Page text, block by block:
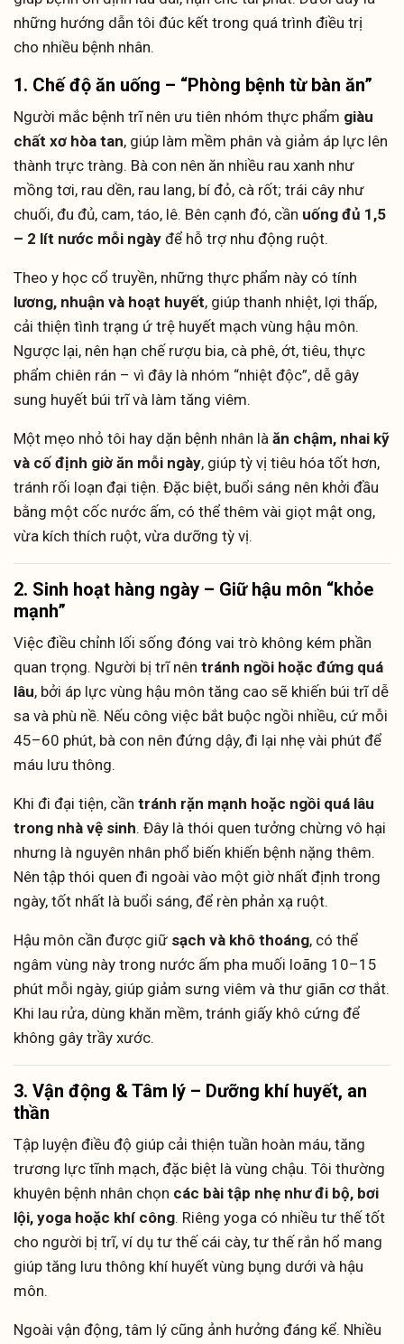
những hướng dẫn tôi đúc kết trong quá trình điều trị
cho nhiều bệnh nhân.
1. Chế độ ăn uống – “Phòng bệnh từ bàn ăn”
Người mắc bệnh trĩ nên ưu tiên nhóm thực phẩm giàu
chất xơ hòa tan, giúp làm mềm phân và giảm áp lực lên
thành trực tràng. Bà con nên ăn nhiều rau xanh như
mồng tơi, rau dền, rau lang, bí đỏ, cà rốt; trái cây như
chuối, đu đủ, cam, táo, lê. Bên cạnh đó, cần uống đủ 1,5
– 2 lít nước mỗi ngày để hỗ trợ nhu động ruột.
Theo y học cổ truyền, những thực phẩm này có tính
lương, nhuận và hoạt huyết, giúp thanh nhiệt, lợi thấp,
cải thiện tình trạng ứ trệ huyết mạch vùng hậu môn.
Ngược lại, nên hạn chế rượu bia, cà phê, ớt, tiêu, thực
phẩm chiên rán – vì đây là nhóm “nhiệt độc”, dễ gây
sung huyết búi trĩ và làm tăng viêm.
Một mẹo nhỏ tôi hay dặn bệnh nhân là ăn chậm, nhai kỹ
và cố định giờ ăn mỗi ngày, giúp tỳ vị tiêu hóa tốt hơn,
tránh rối loạn đại tiện. Đặc biệt, buổi sáng nên khởi đầu
bằng một cốc nước ấm, có thể thêm vài giọt mật ong,
vừa kích thích ruột, vừa dưỡng tỳ vị.
2. Sinh hoạt hàng ngày – Giữ hậu môn “khỏe
mạnh”
Việc điều chỉnh lối sống đóng vai trò không kém phần
quan trọng. Người bị trĩ nên tránh ngồi hoặc đứng quá
lâu, bởi áp lực vùng hậu môn tăng cao sẽ khiến búi trĩ dễ
sa và phù nề. Nếu công việc bắt buộc ngồi nhiều, cứ mỗi
45–60 phút, bà con nên đứng dậy, đi lại nhẹ vài phút để
máu lưu thông.
Khi đi đại tiện, cần tránh rặn mạnh hoặc ngồi quá lâu
trong nhà vệ sinh. Đây là thói quen tưởng chừng vô hại
nhưng là nguyên nhân phổ biến khiến bệnh nặng thêm.
Nên tập thói quen đi ngoài vào một giờ nhất định trong
ngày, tốt nhất là buổi sáng, để rèn phản xạ ruột.
Hậu môn cần được giữ sạch và khô thoáng, có thể
ngâm vùng này trong nước ấm pha muối loãng 10–15
phút mỗi ngày, giúp giảm sưng viêm và thư giãn cơ thắt.
Khi lau rửa, dùng khăn mềm, tránh giấy khô cứng để
không gây trầy xước.
3. Vận động & Tâm lý – Dưỡng khí huyết, an
thần
Tập luyện điều độ giúp cải thiện tuần hoàn máu, tăng
trương lực tĩnh mạch, đặc biệt là vùng chậu. Tôi thường
khuyên bệnh nhân chọn các bài tập nhẹ như đi bộ, bơi
lội, yoga hoặc khí công. Riêng yoga có nhiều tư thế tốt
cho người bị trĩ, ví dụ tư thế cái cày, tư thế rắn hổ mang
giúp tăng lưu thông khí huyết vùng bụng dưới và hậu
môn.
Ngoài vận động, tâm lý cũng ảnh hưởng đáng kể. Nhiều